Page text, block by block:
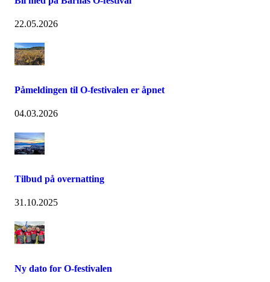
22.05.2026
Påmeldingen til O-festivalen er åpnet
04.03.2026
Tilbud på overnatting
31.10.2025
Ny dato for O-festivalen